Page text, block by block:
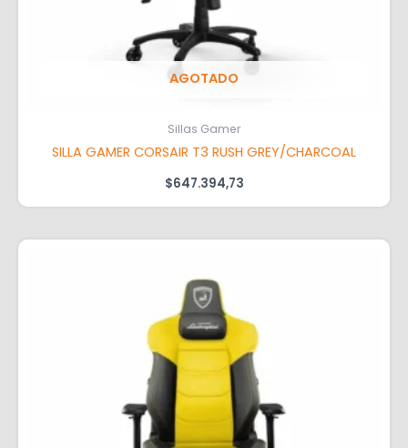
AGOTADO
Sillas Gamer
SILLA GAMER CORSAIR T3 RUSH GREY/CHARCOAL
$647.394,73